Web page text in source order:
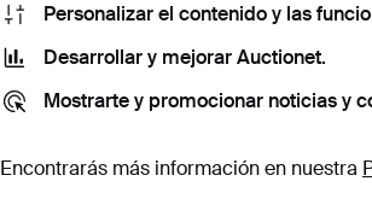
ESCRITORIO, roble, años
Personalizar el contenido y las
Desarrollar y mejorar Auctionet.
Mostrarte y promocionar noticias y
Encontrarás más información en nuestra